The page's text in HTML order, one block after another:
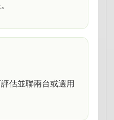
估並聯兩台或選用